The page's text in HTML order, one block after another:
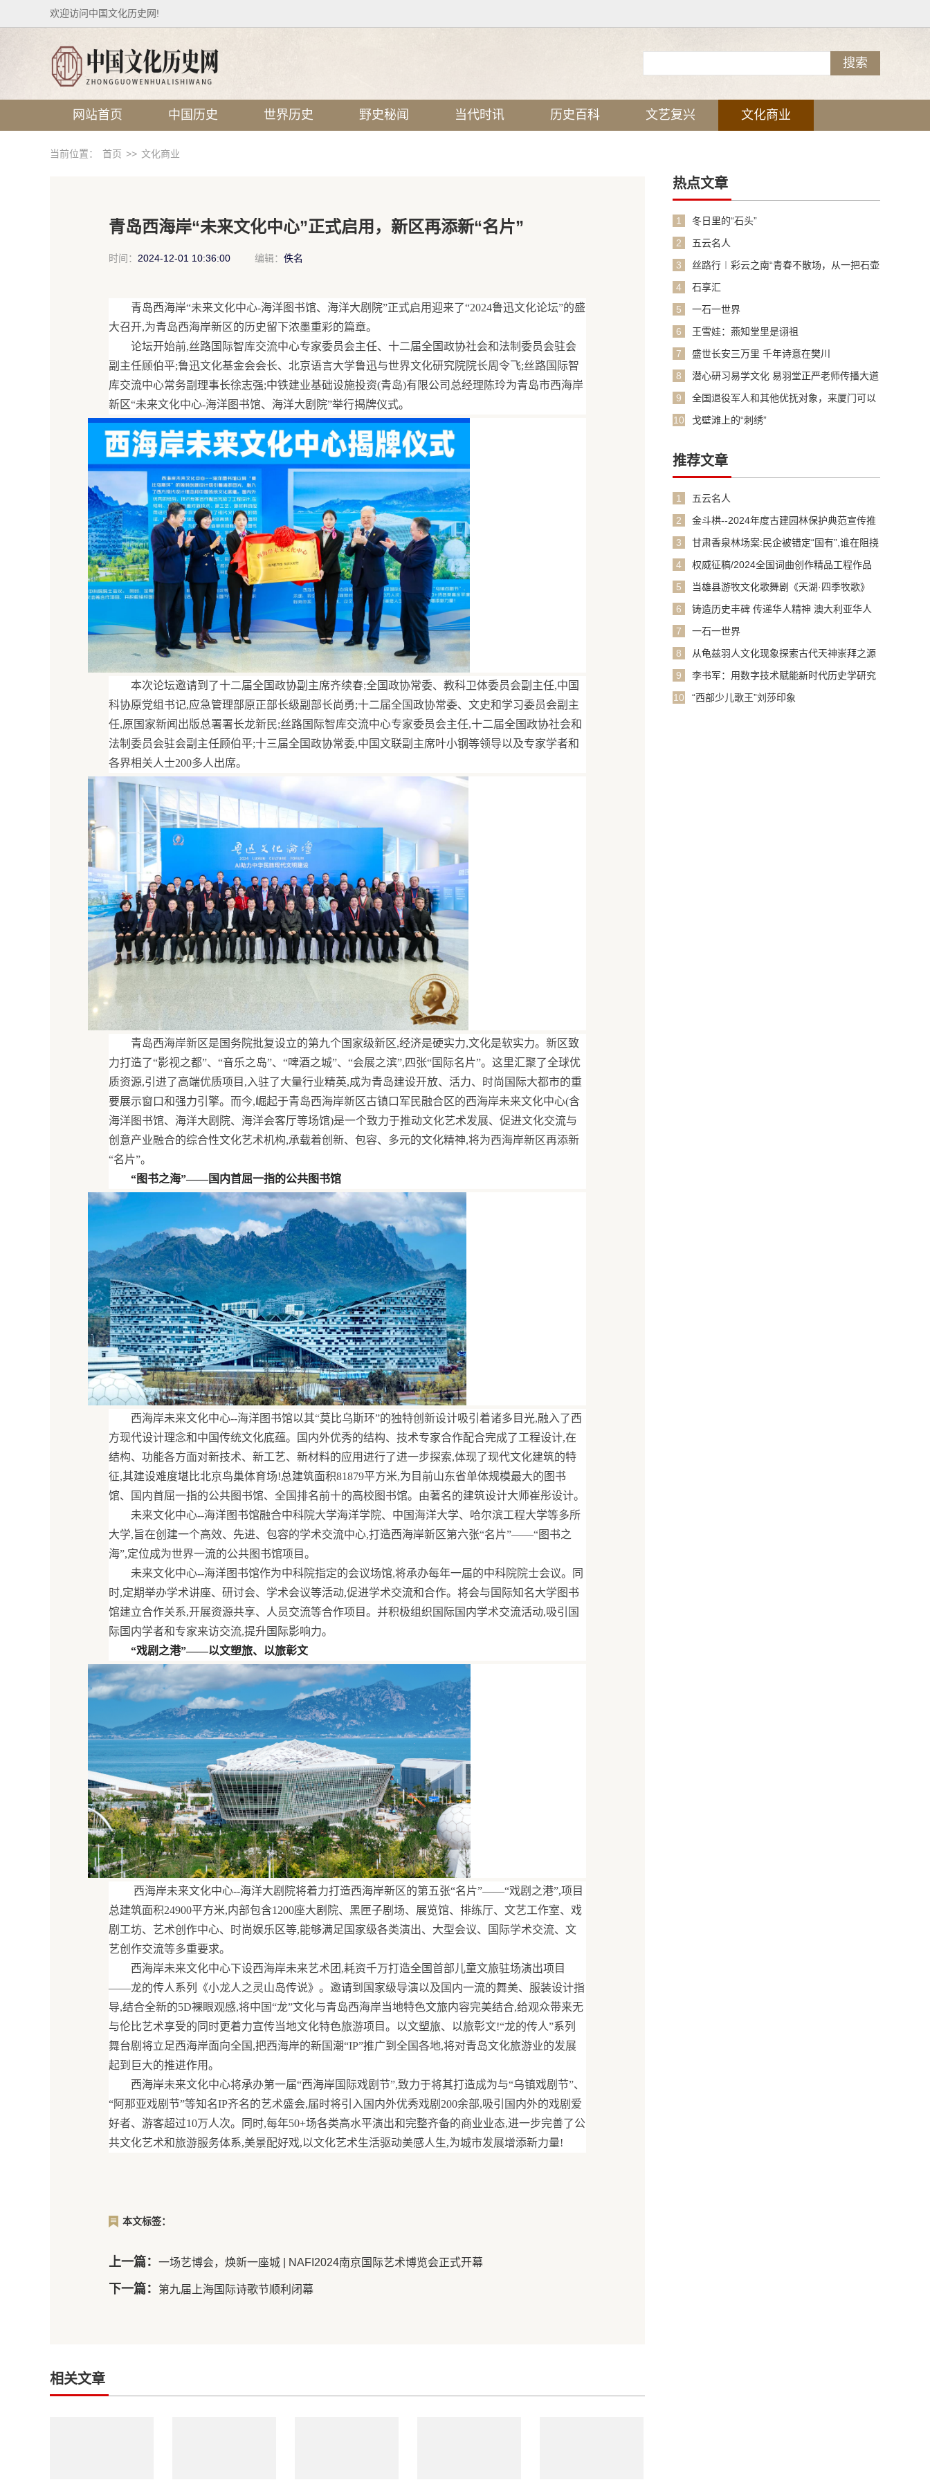
欢迎访问中国文化历史网!
网站首页 中国历史 世界历史 野史秘闻 当代时讯 历史百科 文艺复兴 文化商业
当前位置： 首页 >> 文化商业
青岛西海岸“未来文化中心”正式启用，新区再添新“名片”
时间： 2024-12-01 10:36:00 编辑： 佚名
青岛西海岸“未来文化中心-海洋图书馆、海洋大剧院”正式启用迎来了“2024鲁迅文化论坛”的盛
大召开,为青岛西海岸新区的历史留下浓墨重彩的篇章。
论坛开始前,丝路国际智库交流中心专家委员会主任、十二届全国政协社会和法制委员会驻会
副主任顾伯平;鲁迅文化基金会会长、北京语言大学鲁迅与世界文化研究院院长周令飞;丝路国际智
库交流中心常务副理事长徐志强;中铁建业基础设施投资(青岛)有限公司总经理陈玲为青岛市西海岸
新区“未来文化中心-海洋图书馆、海洋大剧院”举行揭牌仪式。
本次论坛邀请到了十二届全国政协副主席齐续春;全国政协常委、教科卫体委员会副主任,中国
科协原党组书记,应急管理部原正部长级副部长尚勇;十二届全国政协常委、文史和学习委员会副主
任,原国家新闻出版总署署长龙新民;丝路国际智库交流中心专家委员会主任,十二届全国政协社会和
法制委员会驻会副主任顾伯平;十三届全国政协常委,中国文联副主席叶小钢等领导以及专家学者和
各界相关人士200多人出席。
青岛西海岸新区是国务院批复设立的第九个国家级新区,经济是硬实力,文化是软实力。新区致
力打造了“影视之都”、“音乐之岛”、“啤酒之城”、“会展之滨”,四张“国际名片”。这里汇聚了全球优
质资源,引进了高端优质项目,入驻了大量行业精英,成为青岛建设开放、活力、时尚国际大都市的重
要展示窗口和强力引擎。而今,崛起于青岛西海岸新区古镇口军民融合区的西海岸未来文化中心(含
海洋图书馆、海洋大剧院、海洋会客厅等场馆)是一个致力于推动文化艺术发展、促进文化交流与
创意产业融合的综合性文化艺术机构,承载着创新、包容、多元的文化精神,将为西海岸新区再添新
“名片”。
“图书之海”——国内首屈一指的公共图书馆
西海岸未来文化中心--海洋图书馆以其“莫比乌斯环”的独特创新设计吸引着诸多目光,融入了西
方现代设计理念和中国传统文化底蕴。国内外优秀的结构、技术专家合作配合完成了工程设计,在
结构、功能各方面对新技术、新工艺、新材料的应用进行了进一步探索,体现了现代文化建筑的特
征,其建设难度堪比北京鸟巢体育场!总建筑面积81879平方米,为目前山东省单体规模最大的图书
馆、国内首屈一指的公共图书馆、全国排名前十的高校图书馆。由著名的建筑设计大师崔彤设计。
未来文化中心--海洋图书馆融合中科院大学海洋学院、中国海洋大学、哈尔滨工程大学等多所
大学,旨在创建一个高效、先进、包容的学术交流中心,打造西海岸新区第六张“名片”——“图书之
海”,定位成为世界一流的公共图书馆项目。
未来文化中心--海洋图书馆作为中科院指定的会议场馆,将承办每年一届的中科院院士会议。同
时,定期举办学术讲座、研讨会、学术会议等活动,促进学术交流和合作。将会与国际知名大学图书
馆建立合作关系,开展资源共享、人员交流等合作项目。并积极组织国际国内学术交流活动,吸引国
际国内学者和专家来访交流,提升国际影响力。
“戏剧之港”——以文塑旅、以旅彰文
西海岸未来文化中心--海洋大剧院将着力打造西海岸新区的第五张“名片”——“戏剧之港”,项目
总建筑面积24900平方米,内部包含1200座大剧院、黑匣子剧场、展览馆、排练厅、文艺工作室、戏
剧工坊、艺术创作中心、时尚娱乐区等,能够满足国家级各类演出、大型会议、国际学术交流、文
艺创作交流等多重要求。
西海岸未来文化中心下设西海岸未来艺术团,耗资千万打造全国首部儿童文旅驻场演出项目
——龙的传人系列《小龙人之灵山岛传说》。邀请到国家级导演以及国内一流的舞美、服装设计指
导,结合全新的5D裸眼观感,将中国“龙”文化与青岛西海岸当地特色文旅内容完美结合,给观众带来无
与伦比艺术享受的同时更着力宣传当地文化特色旅游项目。以文塑旅、以旅彰文!“龙的传人”系列
舞台剧将立足西海岸面向全国,把西海岸的新国潮“IP”推广到全国各地,将对青岛文化旅游业的发展
起到巨大的推进作用。
西海岸未来文化中心将承办第一届“西海岸国际戏剧节”,致力于将其打造成为与“乌镇戏剧节”、
“阿那亚戏剧节”等知名IP齐名的艺术盛会,届时将引入国内外优秀戏剧200余部,吸引国内外的戏剧爱
好者、游客超过10万人次。同时,每年50+场各类高水平演出和完整齐备的商业业态,进一步完善了公
共文化艺术和旅游服务体系,美景配好戏,以文化艺术生活驱动美感人生,为城市发展增添新力量!
本文标签：
上一篇： 一场艺博会，焕新一座城 | NAFI2024南京国际艺术博览会正式开幕
下一篇： 第九届上海国际诗歌节顺利闭幕
相关文章
热点文章
1
冬日里的“石头”
2
五云名人
3
丝路行︱彩云之南“青春不散场，从一把石壶
4
石享汇
5
一石一世界
6
王雪娃：燕知堂里是诩祖
7
盛世长安三万里 千年诗意在樊川
8
潜心研习易学文化 易羽堂正严老师传播大道
9
全国退役军人和其他优抚对象，来厦门可以
10
戈壁滩上的“刺绣”
推荐文章
1
五云名人
2
金斗栱--2024年度古建园林保护典范宣传推
3
甘肃香泉林场案:民企被错定“国有”,谁在阻挠
4
权威征稿/2024全国词曲创作精品工程作品
5
当雄县游牧文化歌舞剧《天湖·四季牧歌》
6
铸造历史丰碑 传递华人精神 澳大利亚华人
history）
7
一石一世界
8
从龟兹羽人文化现象探索古代天神崇拜之源
9
李书军：用数字技术赋能新时代历史学研究
10
“西部少儿歌王”刘莎印象